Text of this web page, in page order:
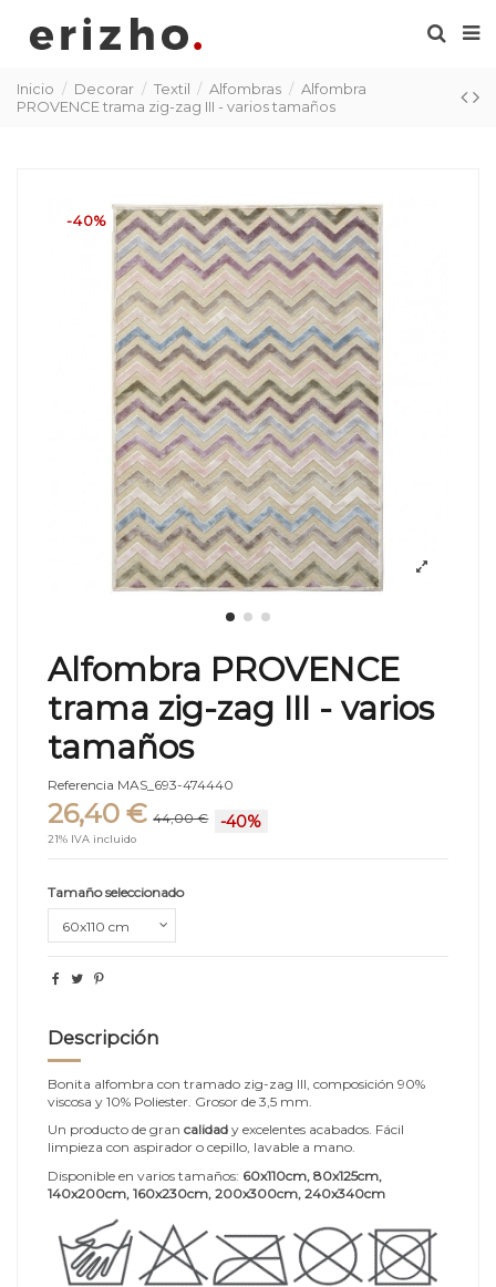
Inicio Decorar Textil Alfombras
Alfombra
PROVENCE trama zig-zag III - varios tamaños
-40%
Alfombra PROVENCE
trama zig-zag III - varios
tamaños
Referencia MAS_693-474440
26,40 € 44,00 € -40%
21% IVA incluido
Tamaño seleccionado
Descripción
Bonita alfombra con tramado zig-zag III, composición 90%
viscosa y 10% Poliester. Grosor de 3,5 mm.
Un producto de gran calidad y excelentes acabados. Fácil
limpieza con aspirador o cepillo, lavable a mano.
Disponible en varios tamaños: 60x110cm, 80x125cm,
140x200cm, 160x230cm, 200x300cm, 240x340cm